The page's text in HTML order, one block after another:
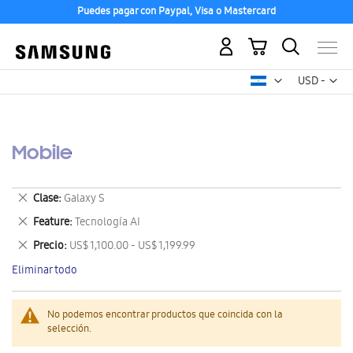
Puedes pagar con Paypal, Visa o Mastercard
USD -
dólar
Mi carrito
Mobile
No podemos encontrar productos que coincida con la
selección.
Clase Galaxy S
Eliminar
este
artículo
Feature Tecnología AI
Eliminar
este
artículo
Precio US$ 1,100.00 - US$ 1,199.99
Eliminar
este
artículo
Eliminar todo